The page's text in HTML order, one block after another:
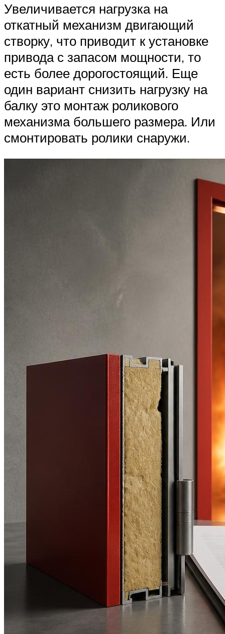
Увеличивается нагрузка на
откатный механизм двигающий
створку, что приводит к установке
привода с запасом мощности, то
есть более дорогостоящий. Еще
один вариант снизить нагрузку на
балку это монтаж роликового
механизма большего размера. Или
смонтировать ролики снаружи.